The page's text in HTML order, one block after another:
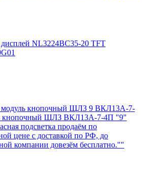
NL3224BC35-20 TFT
модуль кнопочный ЩЛЗ 9 ВКЛ13А-7-
кнопочный ЩЛЗ ВКЛ13А-7-4П "9"
подсветка продаём по
цене с доставкой по РФ, до
компании довезём бесплатно.""